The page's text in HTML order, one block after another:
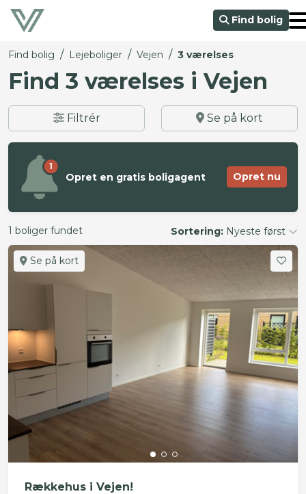
Find bolig
Find bolig / Lejeboliger / Vejen / 3 værelses
Find 3 værelses i Vejen
Filtrér Se på kort
1
Opret en gratis boligagent Opret nu
1 boliger fundet Sortering: Nyeste først
Se på kort
Rækkehus i Vejen!